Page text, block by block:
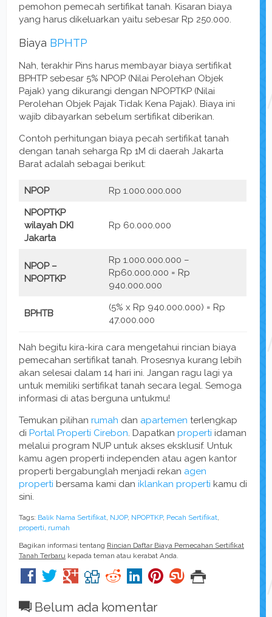
pemohon pemecah sertifikat tanah. Kisaran biaya
yang harus dikeluarkan yaitu sebesar Rp 250.000.
Biaya BPHTP
Nah, terakhir Pins harus membayar biaya sertifikat
BPHTP sebesar 5% NPOP (Nilai Perolehan Objek
Pajak) yang dikurangi dengan NPOPTKP (Nilai
Perolehan Objek Pajak Tidak Kena Pajak). Biaya ini
wajib dibayarkan sebelum sertifikat diberikan.
Contoh perhitungan biaya pecah sertifikat tanah
dengan tanah seharga Rp 1M di daerah Jakarta
Barat adalah sebagai berikut:
NPOP
Rp 1.000.000.000
NPOPTKP
wilayah DKI
Jakarta
Rp 60.000.000
NPOP –
NPOPTKP
Rp 1.000.000.000 –
Rp60.000.000 = Rp
940.000.000
BPHTB
(5% x Rp 940.000.000) = Rp
47.000.000
Nah begitu kira-kira cara mengetahui rincian biaya
pemecahan sertifikat tanah. Prosesnya kurang lebih
akan selesai dalam 14 hari ini. Jangan ragu lagi ya
untuk memiliki sertifikat tanah secara legal. Semoga
informasi di atas berguna untukmu!
Temukan pilihan rumah dan apartemen terlengkap
di Portal Properti Cirebon. Dapatkan properti idaman
melalui program NUP untuk akses eksklusif. Untuk
kamu agen properti independen atau agen kantor
properti bergabunglah menjadi rekan agen
properti bersama kami dan iklankan properti kamu di
sini.
Tags: Balik Nama Sertifikat NJOP, NPOPTKP, Pecah Sertifikat
properti rumah
Bagikan informasi tentang Rincian Daftar Biaya Pemecahan Sertifikat
Tanah Terbaru kepada teman atau kerabat Anda.
Belum ada komentar